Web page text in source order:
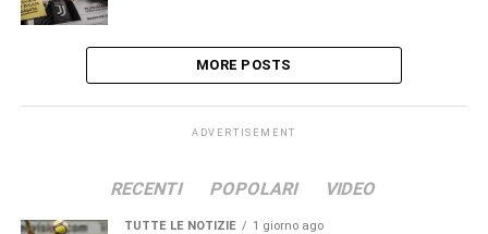
MORE POSTS
ADVERTISEMENT
RECENTI POPOLARI VIDEO
TUTTE LE NOTIZIE 1 giorno ago